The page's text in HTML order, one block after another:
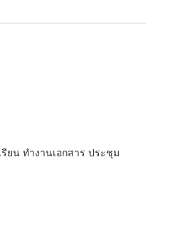
ยน ทำงานเอกสาร ประชุม